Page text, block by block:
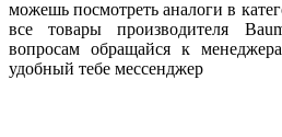
можешь посмотреть аналоги в
все товары производителя
вопросам обращайся к
удобный тебе мессенджер